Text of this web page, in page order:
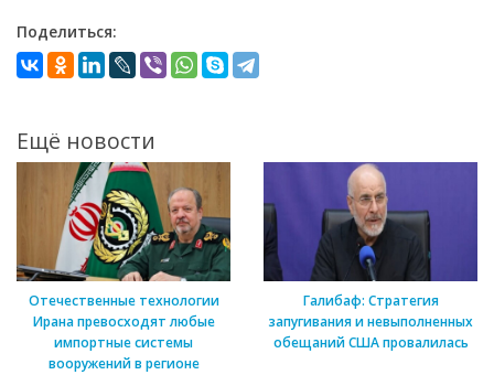
Поделиться:
Ещё новости
Отечественные технологии
Ирана превосходят любые
импортные системы
вооружений в регионе
Галибаф: Стратегия
запугивания и невыполненных
обещаний США провалилась